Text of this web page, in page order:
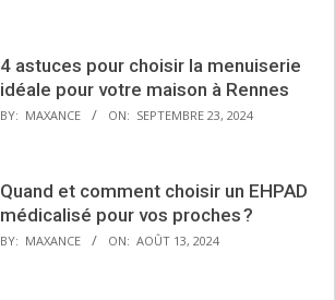
4 astuces pour choisir la menuiserie
idéale pour votre maison à Rennes
BY: MAXANCE ON: SEPTEMBRE 23, 2024
Quand et comment choisir un EHPAD
médicalisé pour vos proches ?
BY: MAXANCE ON: AOÛT 13, 2024